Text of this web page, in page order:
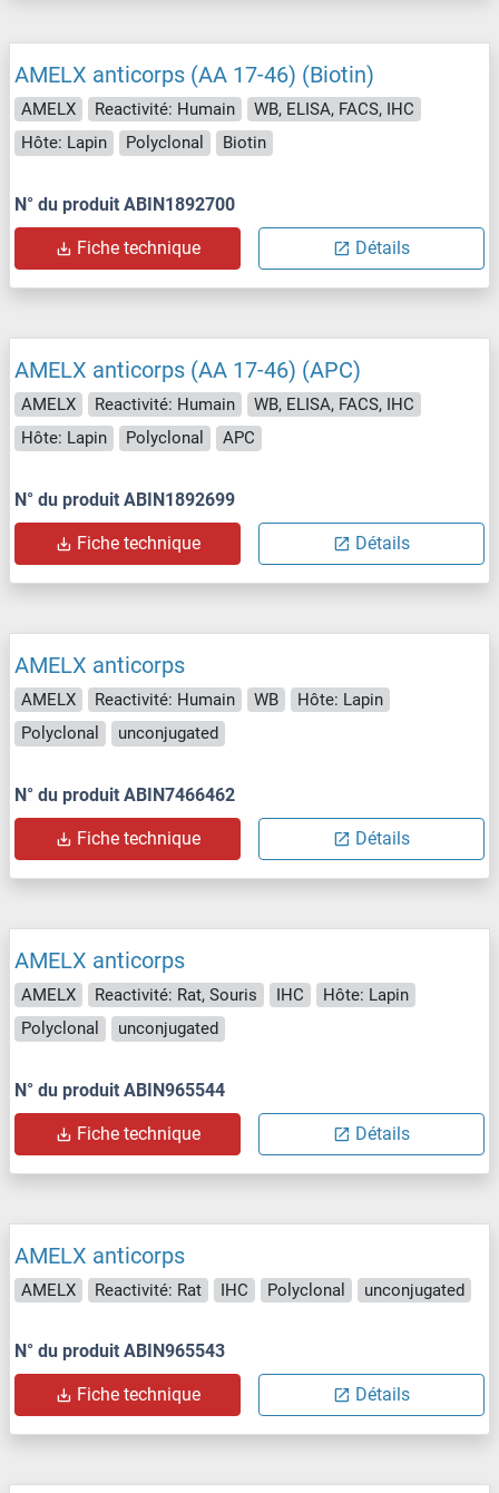
AMELX anticorps (AA 17-46) (Biotin)
AMELX Reactivité: Humain
WB, ELISA, FACS, IHC
Hôte: Lapin
Polyclonal Biotin
N° du produit ABIN1892700
Fiche technique Détails
AMELX anticorps (AA 17-46) (APC)
AMELX Reactivité: Humain
WB, ELISA, FACS, IHC
Hôte: Lapin
Polyclonal APC
N° du produit ABIN1892699
Fiche technique Détails
AMELX anticorps
AMELX Reactivité: Humain WB
Hôte: Lapin
Polyclonal
unconjugated
N° du produit ABIN7466462
Fiche technique Détails
AMELX anticorps
AMELX Reactivité: Rat, Souris IHC
Hôte: Lapin
Polyclonal
unconjugated
N° du produit ABIN965544
Fiche technique Détails
AMELX anticorps
AMELX Reactivité: Rat IHC Polyclonal unconjugated
N° du produit ABIN965543
Fiche technique Détails